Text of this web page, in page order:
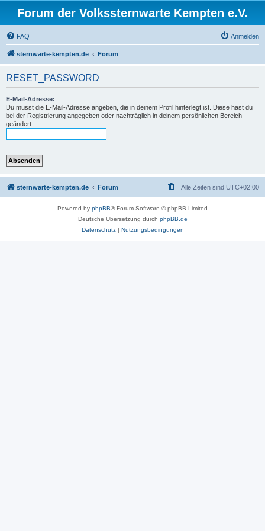
Forum der Volkssternwarte Kempten e.V.
FAQ Anmelden
sternwarte-kempten.de Forum
RESET_PASSWORD
E-Mail-Adresse:
Du musst die E-Mail-Adresse angeben, die in deinem Profil hinterlegt ist. Diese hast du
bei der Registrierung angegeben oder nachträglich in deinem persönlichen Bereich
geändert.
sternwarte-kempten.de Forum Alle Zeiten sind UTC+02:00
Powered by phpBB® Forum Software © phpBB Limited
Deutsche Übersetzung durch phpBB.de
Datenschutz| Nutzungsbedingungen